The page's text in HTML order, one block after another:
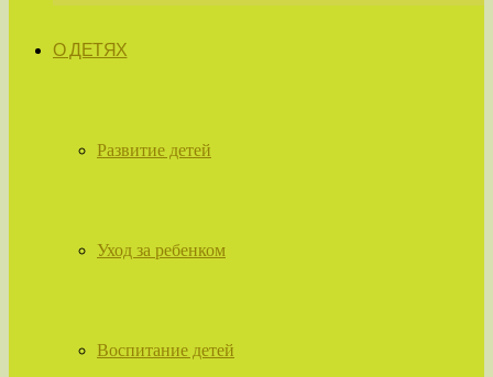
О ДЕТЯХ
Развитие детей
Уход за ребенком
Воспитание детей